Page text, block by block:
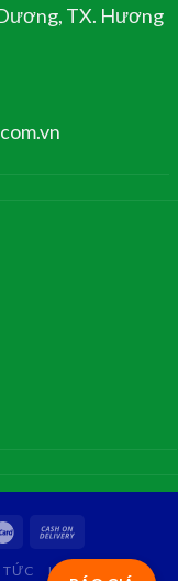
TX. Hương
TỨC LIÊN HỆ